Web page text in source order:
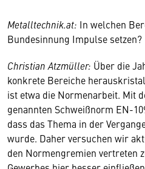
Metalltechnik.at: In welchen
Bundesinnung Impulse setzen?
Christian Atzmüller: Über die
konkrete Bereiche
ist etwa die Normenarbeit. Mit
genannten Schweißnorm EN-
dass das Thema in der
wurde. Daher versuchen wir
den Normengremien vertreten